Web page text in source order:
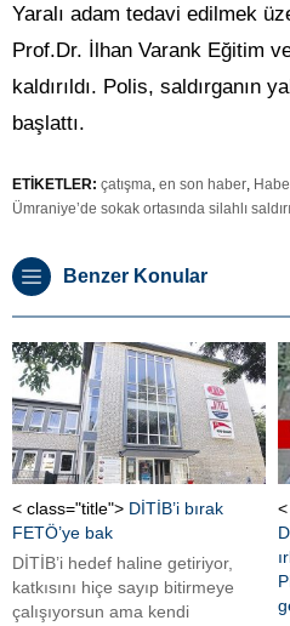
Yaralı adam tedavi edilmek
Prof.Dr. İlhan Varank Eğitim
kaldırıldı. Polis, saldırganın
başlattı.
ETİKETLER: çatışma en son haber
Ümraniye’de sokak ortasında silahlı
Benzer Konular
< class="title"> DİTİB’i bırak
FETÖ’ye bak
DİTİB’i hedef haline getiriyor,
katkısını hiçe sayıp bitirmeye
çalışıyorsun ama kendi